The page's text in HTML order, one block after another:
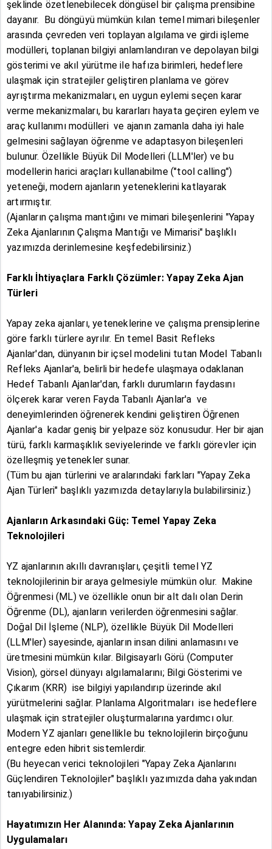
şeklinde özetlenebilecek döngüsel bir çalışma prensibine
dayanır. Bu döngüyü mümkün kılan temel mimari bileşenler
arasında çevreden veri toplayan algılama ve girdi işleme
modülleri, toplanan bilgiyi anlamlandıran ve depolayan bilgi
gösterimi ve akıl yürütme ile hafıza birimleri, hedeflere
ulaşmak için stratejiler geliştiren planlama ve görev
ayrıştırma mekanizmaları, en uygun eylemi seçen karar
verme mekanizmaları, bu kararları hayata geçiren eylem ve
araç kullanımı modülleri ve ajanın zamanla daha iyi hale
gelmesini sağlayan öğrenme ve adaptasyon bileşenleri
bulunur. Özellikle Büyük Dil Modelleri (LLM'ler) ve bu
modellerin harici araçları kullanabilme ("tool calling")
yeteneği, modern ajanların yeteneklerini katlayarak
artırmıştır.
(Ajanların çalışma mantığını ve mimari bileşenlerini "Yapay
Zeka Ajanlarının Çalışma Mantığı ve Mimarisi" başlıklı
yazımızda derinlemesine keşfedebilirsiniz.)
Farklı İhtiyaçlara Farklı Çözümler: Yapay Zeka Ajan
Türleri
Yapay zeka ajanları, yeteneklerine ve çalışma prensiplerine
göre farklı türlere ayrılır. En temel Basit Refleks
Ajanlar'dan, dünyanın bir içsel modelini tutan Model Tabanlı
Refleks Ajanlar'a, belirli bir hedefe ulaşmaya odaklanan
Hedef Tabanlı Ajanlar'dan, farklı durumların faydasını
ölçerek karar veren Fayda Tabanlı Ajanlar'a ve
deneyimlerinden öğrenerek kendini geliştiren Öğrenen
Ajanlar'a kadar geniş bir yelpaze söz konusudur. Her bir ajan
türü, farklı karmaşıklık seviyelerinde ve farklı görevler için
özelleşmiş yetenekler sunar.
(Tüm bu ajan türlerini ve aralarındaki farkları "Yapay Zeka
Ajan Türleri" başlıklı yazımızda detaylarıyla bulabilirsiniz.)
Ajanların Arkasındaki Güç: Temel Yapay Zeka
Teknolojileri
YZ ajanlarının akıllı davranışları, çeşitli temel YZ
teknolojilerinin bir araya gelmesiyle mümkün olur. Makine
Öğrenmesi (ML) ve özellikle onun bir alt dalı olan Derin
Öğrenme (DL), ajanların verilerden öğrenmesini sağlar.
Doğal Dil İşleme (NLP), özellikle Büyük Dil Modelleri
(LLM'ler) sayesinde, ajanların insan dilini anlamasını ve
üretmesini mümkün kılar. Bilgisayarlı Görü (Computer
Vision), görsel dünyayı algılamalarını; Bilgi Gösterimi ve
Çıkarım (KRR) ise bilgiyi yapılandırıp üzerinde akıl
yürütmelerini sağlar. Planlama Algoritmaları ise hedeflere
ulaşmak için stratejiler oluşturmalarına yardımcı olur.
Modern YZ ajanları genellikle bu teknolojilerin birçoğunu
entegre eden hibrit sistemlerdir.
(Bu heyecan verici teknolojileri "Yapay Zeka Ajanlarını
Güçlendiren Teknolojiler" başlıklı yazımızda daha yakından
tanıyabilirsiniz.)
Hayatımızın Her Alanında: Yapay Zeka Ajanlarının
Uygulamaları